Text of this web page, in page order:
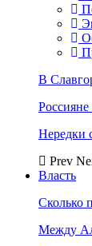
В
Нередки
Prev
Власть
Сколько
Между